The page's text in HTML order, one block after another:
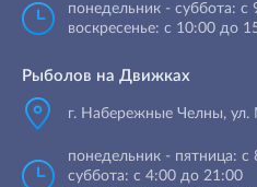
понедельник - суббота: с
воскресенье: с 10:00 до
Рыболов на Движках
г. Набережные Челны,
понедельник - пятница:
суббота: с 4:00 до 21:00